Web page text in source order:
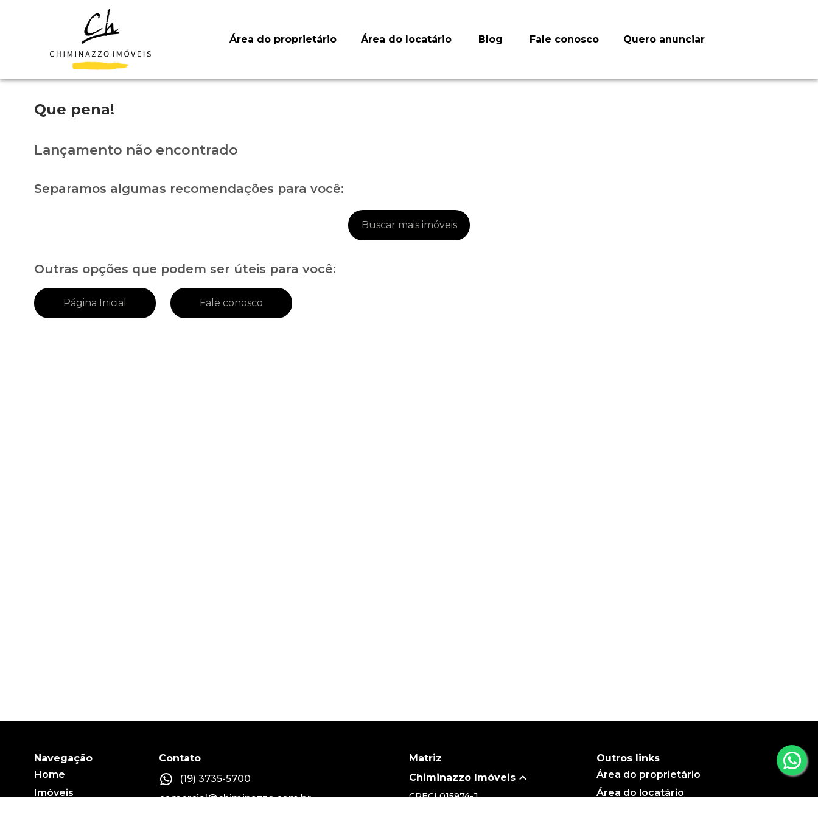
Área do proprietário Área do locatário Blog Fale conosco Quero anunciar
Que pena!
Lançamento não encontrado
Separamos algumas recomendações para você:
Buscar mais imóveis
Outras opções que podem ser úteis para você:
Página Inicial Fale conosco
Navegação
Home
Imóveis
Contato
(19) 3735-5700
comercial@chiminazzo.com.br
Matriz
Chiminazzo Imóveis
CRECI015974-J
Outros links
Área do proprietário
Área do locatário